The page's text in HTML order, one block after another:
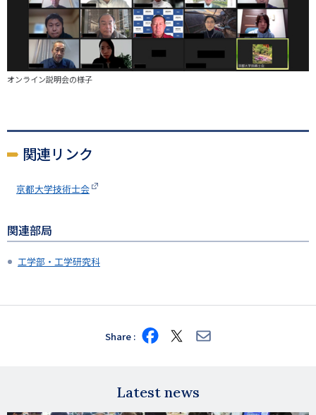
オンライン説明会の様子
関連リンク
京都大学技術士会
関連部局
工学部・工学研究科
Share Share
on
Share
on
Share
via
Latest news